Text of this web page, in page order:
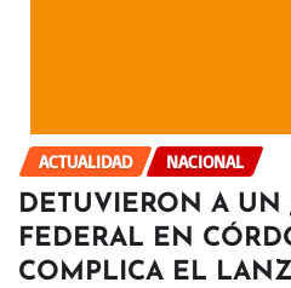
ACTUALIDAD NACIONAL
DETUVIERON A UN
FEDERAL EN
COMPLICA EL